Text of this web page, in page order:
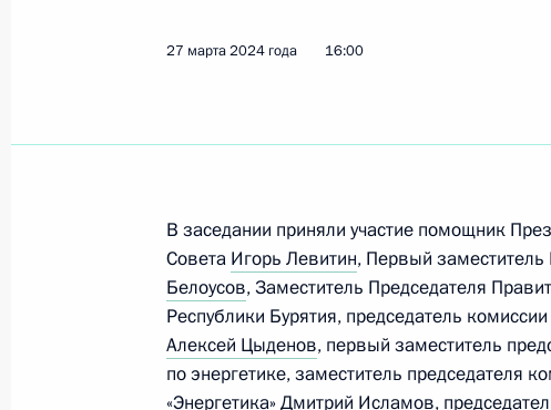
Совещание по вопросам социально-
новых субъектов РФ
24 июля 2024 года, 16:20
27 марта 2024 года 16:00
В заседании приняли участие помощник
Совета Игорь Левитин, Первый заместитель
Белоусов, Заместитель Председателя
Республики Бурятия, председатель
Алексей Цыденов, первый заместитель
по энергетике, заместитель председателя
«Энергетика» Дмитрий Исламов,